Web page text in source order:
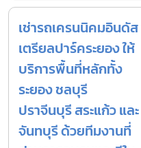
เช่ารถเครนนิคมอินดัส
เตรียลปาร์คระยอง ให้
บริการพื้นที่หลักทั้ง
ระยอง ชลบุรี
ปราจีนบุรี สระแก้ว และ
จันทบุรี ด้วยทีมงานที่